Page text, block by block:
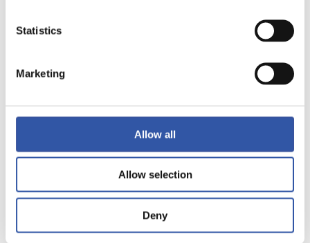
Statistics
Marketing
Allow all
Allow selection
Deny
PRIMER EQUIPO